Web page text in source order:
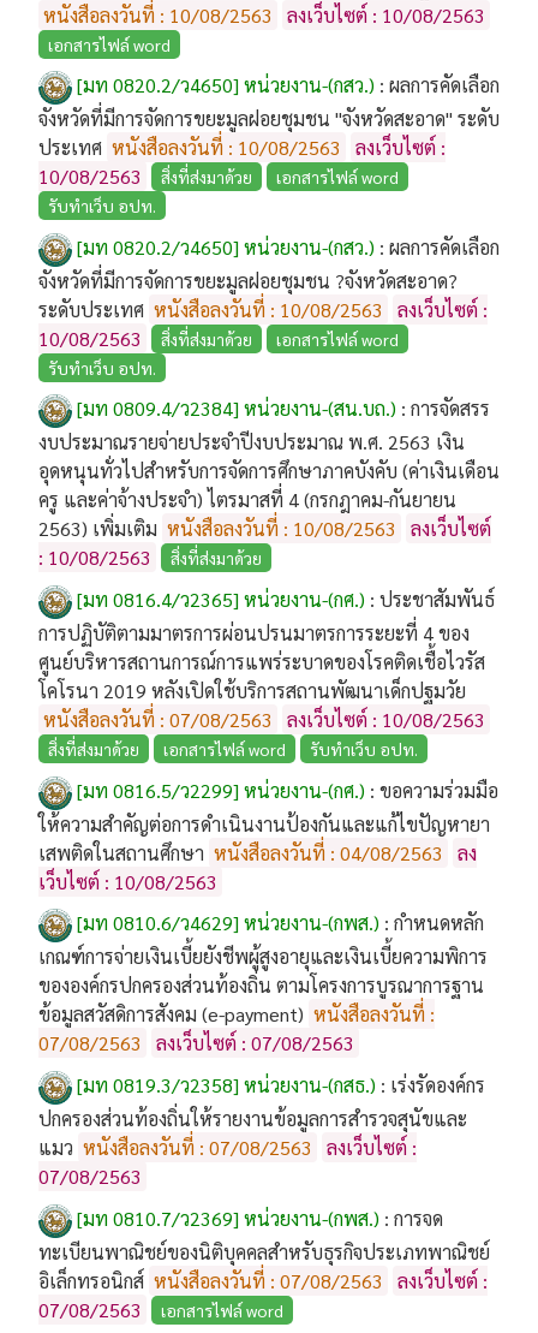
หนังสือลงวันที่ : 10/08/2563
ลงเว็บไซต์ : 10/08/2563
เอกสารไฟล์ word
[มท 0820.2/ว4650] หน่วยงาน-(กสว.) : ผลการคัดเลือก
จังหวัดที่มีการจัดการขยะมูลฝอยชุมชน "จังหวัดสะอาด" ระดับ
ประเทศ หนังสือลงวันที่ : 10/08/2563
ลงเว็บไซต์ :
10/08/2563
สิ่งที่ส่งมาด้วย
เอกสารไฟล์ word
รับทำเว็บ อปท.
[มท 0820.2/ว4650] หน่วยงาน-(กสว.) : ผลการคัดเลือก
จังหวัดที่มีการจัดการขยะมูลฝอยชุมชน ?จังหวัดสะอาด?
ระดับประเทศ หนังสือลงวันที่ : 10/08/2563
ลงเว็บไซต์ :
10/08/2563
สิ่งที่ส่งมาด้วย
เอกสารไฟล์ word
รับทำเว็บ อปท.
[มท 0809.4/ว2384] หน่วยงาน-(สน.บถ.) : การจัดสรร
งบประมาณรายจ่ายประจำปีงบประมาณ พ.ศ. 2563 เงิน
อุดหนุนทั่วไปสำหรับการจัดการศึกษาภาคบังคับ (ค่าเงินเดือน
ครู และค่าจ้างประจำ) ไตรมาสที่ 4 (กรกฎาคม-กันยายน
2563) เพิ่มเติม หนังสือลงวันที่ : 10/08/2563
ลงเว็บไซต์
: 10/08/2563
สิ่งที่ส่งมาด้วย
[มท 0816.4/ว2365] หน่วยงาน-(กศ.) : ประชาสัมพันธ์
การปฏิบัติตามมาตรการผ่อนปรนมาตรการระยะที่ 4 ของ
ศูนย์บริหารสถานการณ์การแพร่ระบาดของโรคติดเชื้อไวรัส
โคโรนา 2019 หลังเปิดใช้บริการสถานพัฒนาเด็กปฐมวัย
หนังสือลงวันที่ : 07/08/2563
ลงเว็บไซต์ : 10/08/2563
สิ่งที่ส่งมาด้วย เอกสารไฟล์ word รับทำเว็บ อปท.
[มท 0816.5/ว2299] หน่วยงาน-(กศ.) : ขอความร่วมมือ
ให้ความสำคัญต่อการดำเนินงานป้องกันและแก้ไขปัญหายา
เสพติดในสถานศึกษา หนังสือลงวันที่ : 04/08/2563
ลง
เว็บไซต์ : 10/08/2563
[มท 0810.6/ว4629] หน่วยงาน-(กพส.) : กำหนดหลัก
เกณฑ์การจ่ายเงินเบี้ยยังชีพผู้สูงอายุและเงินเบี้ยความพิการ
ขององค์กรปกครองส่วนท้องถิ่น ตามโครงการบูรณาการฐาน
ข้อมูลสวัสดิการสังคม (e-payment) หนังสือลงวันที่ :
07/08/2563
ลงเว็บไซต์ : 07/08/2563
[มท 0819.3/ว2358] หน่วยงาน-(กสธ.) : เร่งรัดองค์กร
ปกครองส่วนท้องถิ่นให้รายงานข้อมูลการสำรวจสุนัขและ
แมว หนังสือลงวันที่ : 07/08/2563
ลงเว็บไซต์ :
07/08/2563
[มท 0810.7/ว2369] หน่วยงาน-(กพส.) : การจด
ทะเบียนพาณิชย์ของนิติบุคคลสำหรับธุรกิจประเภทพาณิชย์
อิเล็กทรอนิกส์ หนังสือลงวันที่ : 07/08/2563
ลงเว็บไซต์ :
07/08/2563
เอกสารไฟล์ word